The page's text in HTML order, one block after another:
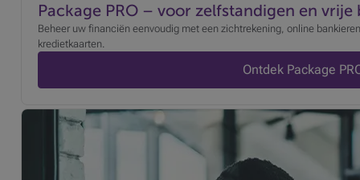
Package PRO – voor zelfstandigen en vrije
Beheer uw financiën eenvoudig met een zichtrekening, online
kredietkaarten.
Ontdek Package